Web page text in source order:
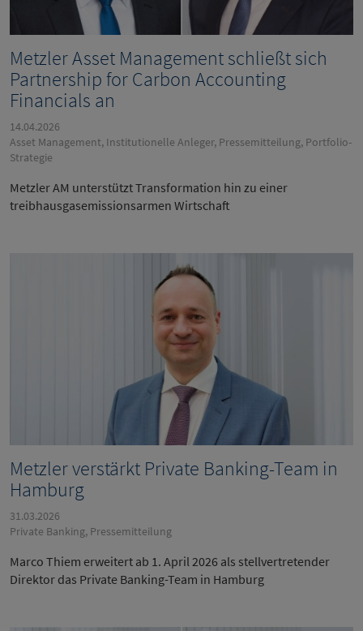
Metzler Asset Management schließt sich
Partnership for Carbon Accounting
Financials an
14.04.2026
Asset Management, Institutionelle Anleger, Pressemitteilung, Portfolio-
Strategie
Metzler AM unterstützt Transformation hin zu einer
treibhausgasemissionsarmen Wirtschaft
Metzler verstärkt Private Banking-Team in
Hamburg
31.03.2026
Private Banking, Pressemitteilung
Marco Thiem erweitert ab 1. April 2026 als stellvertretender
Direktor das Private Banking-Team in Hamburg